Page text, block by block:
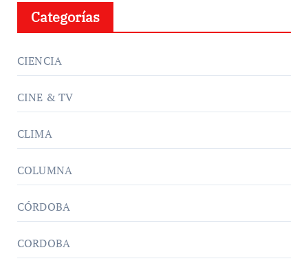
Categorías
CIENCIA
CINE & TV
CLIMA
COLUMNA
CÓRDOBA
CORDOBA